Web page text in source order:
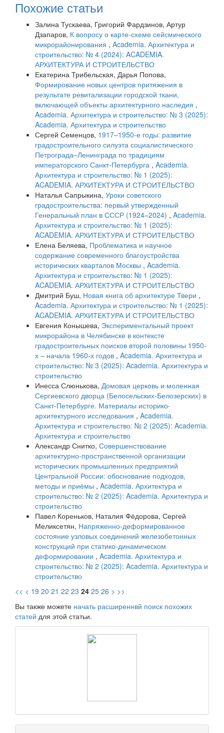
Похожие статьи
Залина Тускаева, Григорий Фардзинов, Артур
Дзапаров, К вопросу о карте-схеме сейсмического
микрорайонирования , Academia. Архитектура и
строительство: № 4 (2024): ACADEMIA.
АРХИТЕКТУРА И СТРОИТЕЛЬСТВО
Екатерина Трибельская, Дарья Попова,
Формирование новых центров притяжения в
результате ревитализации городской ткани,
включающей объекты архитектурного наследия ,
Academia. Архитектура и строительство: № 3 (2025):
Academia. Архитектура и строительство
Сергей Семенцов, 1917–1950-е годы: развитие
градостроительного силуэта социалистического
Петрограда–Ленинграда по традициям
императорского Санкт-Петербурга , Academia.
Архитектура и строительство: № 1 (2025):
ACADEMIA. АРХИТЕКТУРА И СТРОИТЕЛЬСТВО
Наталья Сапрыкина, Уроки советского
градостроительства: первый утвержденный
Генеральный план в СССР (1924–2024) , Academia.
Архитектура и строительство: № 1 (2025):
ACADEMIA. АРХИТЕКТУРА И СТРОИТЕЛЬСТВО
Елена Беляева, Проблематика и научное
содержание современного благоустройства
исторических кварталов Москвы , Academia.
Архитектура и строительство: № 1 (2025):
ACADEMIA. АРХИТЕКТУРА И СТРОИТЕЛЬСТВО
Дмитрий Буш, Новая книга об архитектуре Твери ,
Academia. Архитектура и строительство: № 1 (2025):
ACADEMIA. АРХИТЕКТУРА И СТРОИТЕЛЬСТВО
Евгения Конышева, Экспериментальный проект
микрорайона в Челябинске в контексте
градостроительных поисков второй половины 1950-
х – начала 1960-х годов , Academia. Архитектура и
строительство: № 3 (2025): Academia. Архитектура и
строительство
Инесса Слюнькова, Домовая церковь и моленная
Сергиевского дворца (Белосельских-Белозерских) в
Санкт-Петербурге. Материалы историко-
архитектурного исследования , Academia.
Архитектура и строительство: № 2 (2025): Academia.
Архитектура и строительство
Александр Снитко, Совершенствование
архитектурно-пространственной организации
исторических промышленных предприятий
Центральной России: обоснование подходов,
методы и приёмы , Academia. Архитектура и
строительство: № 2 (2025): Academia. Архитектура и
строительство
Павел Кореньков, Наталия Фёдорова, Сергей
Меликсетян, Напряженно-деформированное
состояние узловых соединений железобетонных
конструкций при статико-динамическом
деформировании , Academia. Архитектура и
строительство: № 2 (2025): Academia. Архитектура и
строительство
<< < 19 20 21 22 23 24 25 26 > >>
Вы также можете начать расширеннвй поиск похожих
статей для этой статьи.